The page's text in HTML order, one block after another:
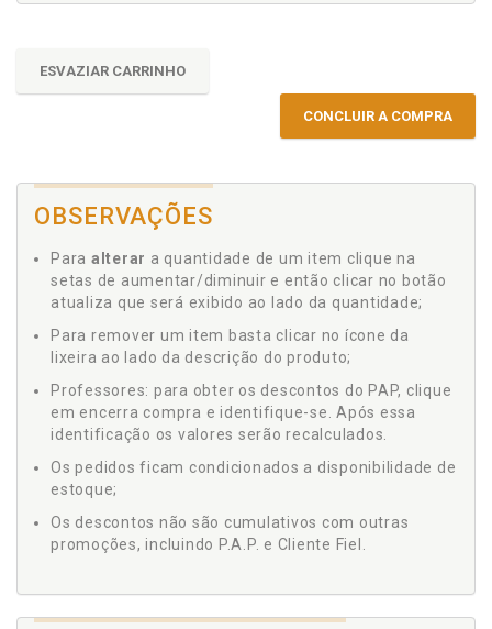
ESVAZIAR CARRINHO
CONCLUIR A COMPRA
OBSERVAÇÕES
Para alterar a quantidade de um item clique na
setas de aumentar/diminuir e então clicar no botão
atualiza que será exibido ao lado da quantidade;
Para remover um item basta clicar no ícone da
lixeira ao lado da descrição do produto;
Professores: para obter os descontos do PAP, clique
em encerra compra e identifique-se. Após essa
identificação os valores serão recalculados.
Os pedidos ficam condicionados a disponibilidade de
estoque;
Os descontos não são cumulativos com outras
promoções, incluindo P.A.P. e Cliente Fiel.